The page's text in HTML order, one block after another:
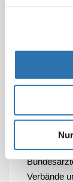
erörtern.
der
Verbandes
ebenso
In einem
Verbände